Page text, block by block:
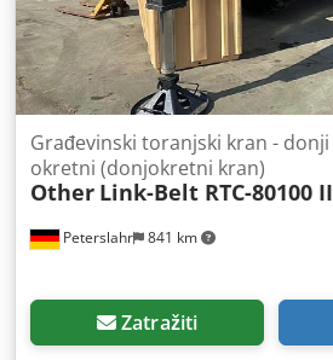
Peterslahr 841 km
Građevinski toranjski kran - donji
okretni (donjokretni kran)
Other Link-Belt RTC-80100 II
Zatražiti